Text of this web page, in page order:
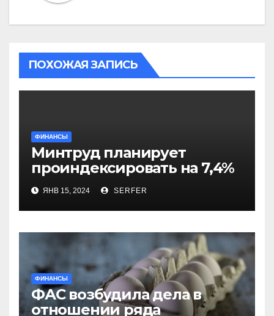
ПОХОЖАЯ ЗАПИСЬ
ФИНАНСЫ
Минтруд планирует
проиндексировать на 7,4%
более 40 выплат и
компенсаций
ЯНВ 15, 2024 SERFER
ФИНАНСЫ
ФАС возбудила дела в
отношении ряда